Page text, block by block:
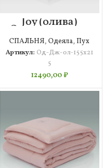
Joy (олива)
Одеяло 155х215
СПАЛЬНЯ,Одеяла,Пух
Артикул: Од-Дж-ол-155х21
5
12490,00₽